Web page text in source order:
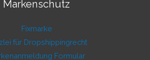
Markenschutz
Fixmarke
für Dropshippingrecht
Formular